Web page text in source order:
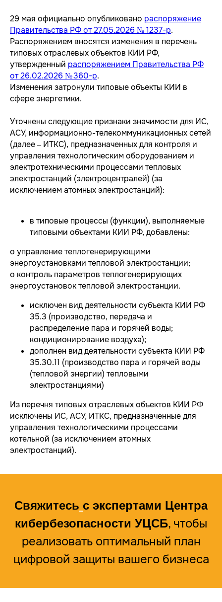
29 мая официально опубликовано распоряжение
Правительства РФ от 27.05.2026 № 1237-р.
Распоряжением вносятся изменения в перечень
типовых отраслевых объектов КИИ РФ,
утвержденный распоряжением Правительства РФ
от 26.02.2026 № 360-р.
Изменения затронули типовые объекты КИИ в
сфере энергетики.
Уточнены следующие признаки значимости для ИС,
АСУ, информационно-телекоммуникационных сетей
(далее – ИТКС), предназначенных для контроля и
управления технологическим оборудованием и
электротехническими процессами тепловых
электростанций (электроцентралей) (за
исключением атомных электростанций):
в типовые процессы (функции), выполняемые
типовыми объектами КИИ РФ, добавлены:
o управление теплогенерирующими
энергоустановками тепловой электростанции;
o контроль параметров теплогенерирующих
энергоустановок тепловой электростанции.
исключен вид деятельности субъекта КИИ РФ
35.3 (производство, передача и
распределение пара и горячей воды;
кондиционирование воздуха);
дополнен вид деятельности субъекта КИИ РФ
35.30.11 (производство пара и горячей воды
(тепловой энергии) тепловыми
электростанциями)
Из перечня типовых отраслевых объектов КИИ РФ
исключены ИС, АСУ, ИТКС, предназначенные для
управления технологическими процессами
котельной (за исключением атомных
электростанций).
Свяжитесь с экспертами Центра
кибербезопасности УЦСБ, чтобы
реализовать оптимальный план
цифровой защиты вашего бизнеса
РЕШЕНИЯ
SIEM
VM
Sandbox
NTA
IdM/IGA
NGFW
WAF
IRP/SOAR
TI
SA
+7 (343) 379-98-34
E-MAIL
cybersec@ussc.ru
620100, г. Екатеринбург
ул. Ткачей, дом 6
© 2026 ООО «УЦСБ». Все права защищены.
Политика конфиденциальности
СЕРВИСЫ
Apsafe
УЦСБ SOC
CheckU
FAQ ИБ
Вебинары
Партнеры
Контакты